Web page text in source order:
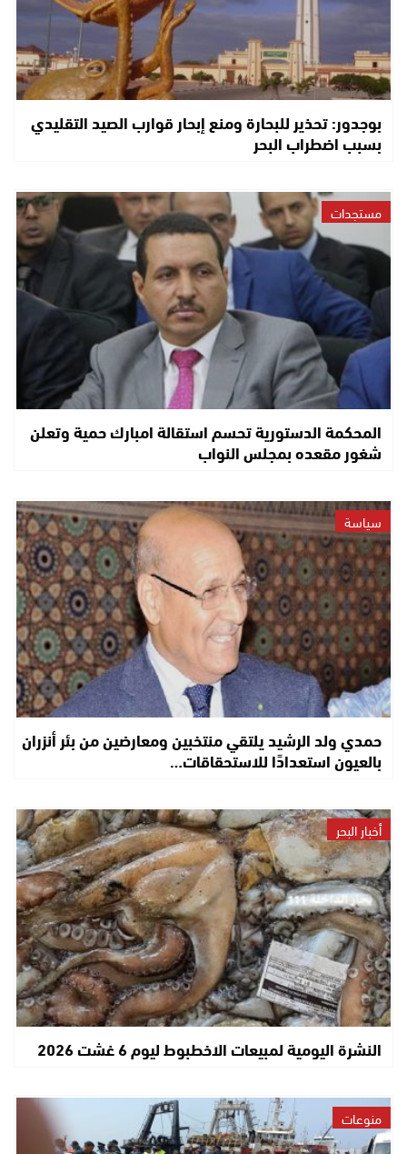
بوجدور: تحذير للبحارة ومنع إبحار قوارب الصيد التقليدي
بسبب اضطراب البحر
مستجدات
المحكمة الدستورية تحسم استقالة امبارك حمية وتعلن
شغور مقعده بمجلس النواب
سياسة
حمدي ولد الرشيد يلتقي منتخبين ومعارضين من بئر أنزران
بالعيون استعدادًا للاستحقاقات…
أخبار البحر
النشرة اليومية لمبيعات الاخطبوط ليوم 6 غشت 2026
منوعات